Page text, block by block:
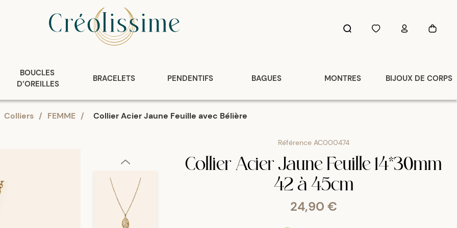
BOUCLES
D’OREILLES
BRACELETS PENDENTIFS BAGUES MONTRES BIJOUX DE CORPS
Colliers / FEMME / Collier Acier Jaune Feuille avec Bélière
Référence AC000474
Collier Acier Jaune Feuille 14*30mm
42 à 45cm
24,90 €